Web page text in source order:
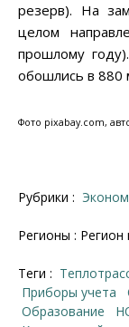
резерв). На
целом
прошлому
обошлись в 880
Фото pixabay.com,
Рубрики :
Регионы : Регион
Теги :
приборы учета
образование